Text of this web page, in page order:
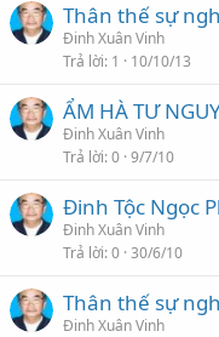
Thân thế sự
Đinh Xuân Vinh
Trả lời 1 10/10/13
ẨM HÀ TƯ
Đinh Xuân Vinh
Trả lời 0 9/7/10
Đinh Tộc Ngọc
Đinh Xuân Vinh
Trả lời 0 30/6/10
Thân thế sự
Đinh Xuân Vinh